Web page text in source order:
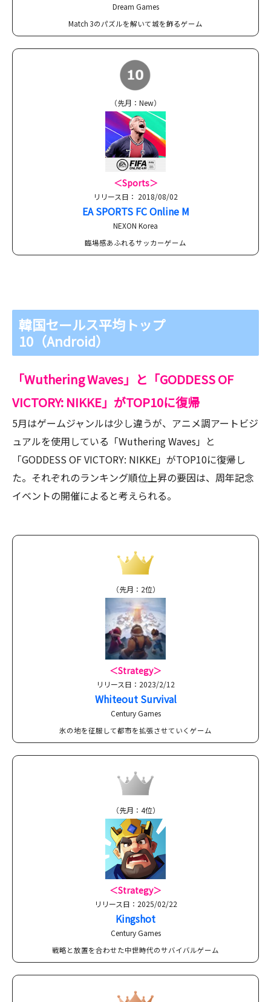
Dream Games
Match 3のパズルを解いて城を飾るゲーム
（先月：New）
＜Sports＞
リリース日： 2018/08/02
EA SPORTS FC Online M
NEXON Korea
臨場感あふれるサッカーゲーム
韓国セールス平均トップ
10（Android）
「Wuthering Waves」と「GODDESS OF
VICTORY: NIKKE」がTOP10に復帰
5月はゲームジャンルは少し違うが、アニメ調アートビジ
ュアルを使用している「Wuthering Waves」と
「GODDESS OF VICTORY: NIKKE」がTOP10に復帰し
た。それぞれのランキング順位上昇の要因は、周年記念
イベントの開催によると考えられる。
（先月：2位）
＜Strategy＞
リリース日：2023/2/12
Whiteout Survival
Century Games
氷の地を征服して都市を拡張させていくゲーム
（先月：4位）
＜Strategy＞
リリース日：2025/02/22
Kingshot
Century Games
戦略と放置を合わせた中世時代のサバイバルゲーム